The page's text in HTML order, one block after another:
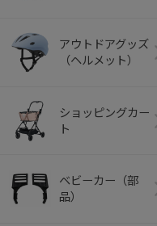
アウトドアグッズ
（ヘルメット）
ショッピングカー
ト
ベビーカー（部
品）